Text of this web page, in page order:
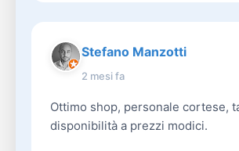
Stefano Manzotti
2 mesi fa
Ottimo shop, personale cortese,
disponibilità a prezzi modici.